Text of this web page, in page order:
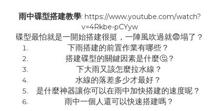
雨中碟型搭建教學: https://www.youtube.com/watch?
v=4Rkbe-pCYyw
碟型最怕就是一開始搭建很挺，一陣風吹過就😨塌了？
下雨搭建的前置作業有哪些？
搭建碟型的關鍵因素是什麼🤔？
下大雨又該怎麼拉水線？
水線的落差多少才最好？
是什麼神器讓你可以在雨中加快搭建的速度呢？
雨中一個人還可以快速搭建嗎？